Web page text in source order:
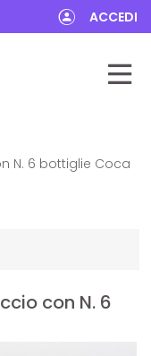
ACCEDI
N. 6 bottiglie Coca
con N. 6